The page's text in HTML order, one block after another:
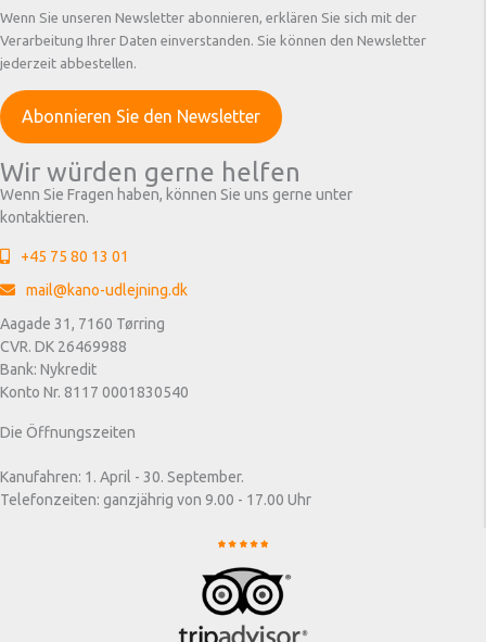
Wenn Sie unseren Newsletter abonnieren, erklären Sie sich mit der
Verarbeitung Ihrer Daten einverstanden. Sie können den Newsletter
jederzeit abbestellen.
Wir würden gerne helfen
Wenn Sie Fragen haben, können Sie uns gerne unter
kontaktieren.
+45 75 80 13 01
mail@kano-udlejning.dk
Aagade 31, 7160 Tørring
CVR. DK 26469988
Bank: Nykredit
Konto Nr. 8117 0001830540
Die Öffnungszeiten
Kanufahren: 1. April - 30. September.
Telefonzeiten: ganzjährig von 9.00 - 17.00 Uhr